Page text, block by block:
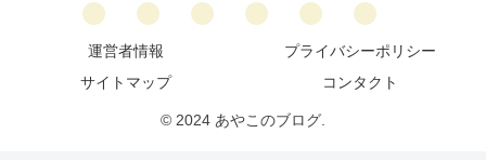
運営者情報
プライバシーポリシー
サイトマップ
コンタクト
© 2024 あやこのブログ.